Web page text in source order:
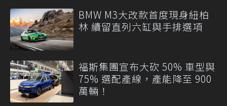
BMW M3大改款首度現身紐柏
林 續留直列六缸與手排選項
福斯集團宣布大砍 50% 車型與
75% 選配產線，產能降至 900
萬輛！